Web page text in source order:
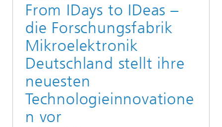
From IDays to IDeas –
die Forschungsfabrik
Mikroelektronik
Deutschland stellt ihre
neuesten
Technologieinnovatione
n vor